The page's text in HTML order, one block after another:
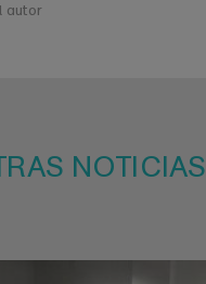
autor
NOTICIAS